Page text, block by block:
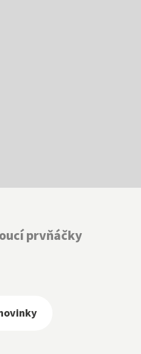
prvňáčky